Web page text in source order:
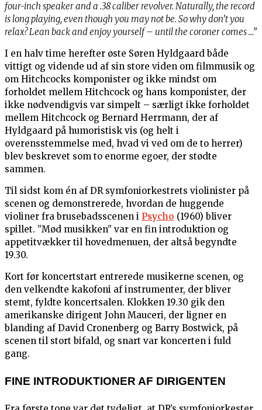
four-inch speaker and a .38 caliber revolver. Naturally, the record
is long playing, even though you may not be. So why don’t you
relax? Lean back and enjoy yourself – until the coroner comes …”
I en halv time herefter øste Søren Hyldgaard både
vittigt og vidende ud af sin store viden om filmmusik og
om Hitchcocks komponister og ikke mindst om
forholdet mellem Hitchcock og hans komponister, der
ikke nødvendigvis var simpelt – særligt ikke forholdet
mellem Hitchcock og Bernard Herrmann, der af
Hyldgaard på humoristisk vis (og helt i
overensstemmelse med, hvad vi ved om de to herrer)
blev beskrevet som to enorme egoer, der stødte
sammen.
Til sidst kom én af DR symfoniorkestrets violinister på
scenen og demonstrerede, hvordan de huggende
violiner fra brusebadsscenen i Psycho (1960) bliver
spillet. ”Mød musikken” var en fin introduktion og
appetitvækker til hovedmenuen, der altså begyndte
19.30.
Kort før koncertstart entrerede musikerne scenen, og
den velkendte kakofoni af instrumenter, der bliver
stemt, fyldte koncertsalen. Klokken 19.30 gik den
amerikanske dirigent John Mauceri, der ligner en
blanding af David Cronenberg og Barry Bostwick, på
scenen til stort bifald, og snart var koncerten i fuld
gang.
FINE INTRODUKTIONER AF DIRIGENTEN